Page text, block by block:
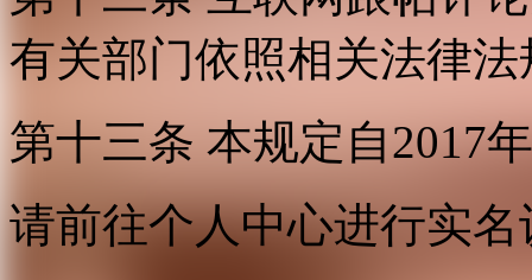
有关部门依照相关法律
第十三条 本规定自2017
请前往个人中心进行实名